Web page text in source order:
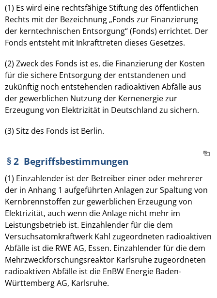
(1) Es wird eine rechtsfähige Stiftung des öffentlichen
Rechts mit der Bezeichnung „Fonds zur Finanzierung
der kerntechnischen Entsorgung“ (Fonds) errichtet. Der
Fonds entsteht mit Inkrafttreten dieses Gesetzes.
(2) Zweck des Fonds ist es, die Finanzierung der Kosten
für die sichere Entsorgung der entstandenen und
zukünftig noch entstehenden radioaktiven Abfälle aus
der gewerblichen Nutzung der Kernenergie zur
Erzeugung von Elektrizität in Deutschland zu sichern.
(3) Sitz des Fonds ist Berlin.
§ 2 Begriffsbestimmungen
(1) Einzahlender ist der Betreiber einer oder mehrerer
der in Anhang 1 aufgeführten Anlagen zur Spaltung von
Kernbrennstoffen zur gewerblichen Erzeugung von
Elektrizität, auch wenn die Anlage nicht mehr im
Leistungsbetrieb ist. Einzahlender für die dem
Versuchsatomkraftwerk Kahl zugeordneten radioaktiven
Abfälle ist die RWE AG, Essen. Einzahlender für die dem
Mehrzweckforschungsreaktor Karlsruhe zugeordneten
radioaktiven Abfälle ist die EnBW Energie Baden-
Württemberg AG, Karlsruhe.